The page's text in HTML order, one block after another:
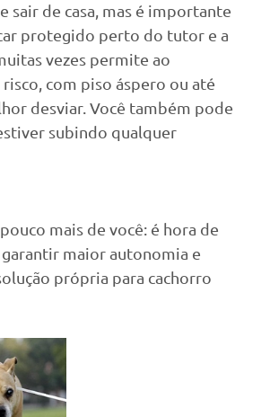
sair de casa, mas é importante
protegido perto do tutor e a
vezes permite ao
com piso áspero ou até
desviar. Você também pode
subindo qualquer
mais de você: é hora de
maior autonomia e
própria para cachorro